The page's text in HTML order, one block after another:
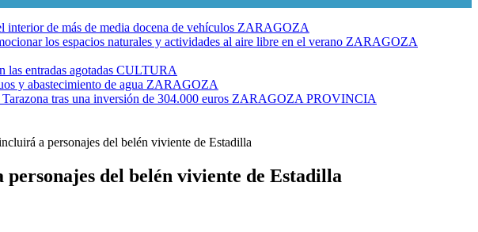
interior de más de media docena de vehículos ZARAGOZA
los espacios naturales y actividades al aire libre en el verano ZARAGOZA
las entradas agotadas CULTURA
y abastecimiento de agua ZARAGOZA
tras una inversión de 304.000 euros ZARAGOZA PROVINCIA
a personajes del belén viviente de Estadilla
del belén viviente de Estadilla